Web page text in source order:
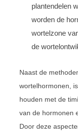
plantendelen
worden de
wortelzone
de
Naast de
wortelhormonen,
houden met de
van de hormonen
Door deze